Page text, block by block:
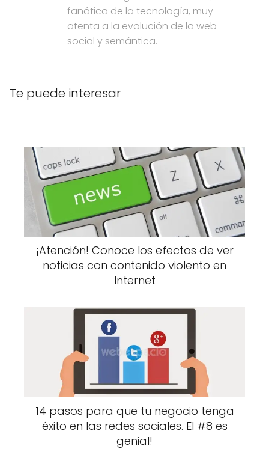
fanática de la tecnología, muy
atenta a la evolución de la web
social y semántica.
Te puede interesar
¡Atención! Conoce los efectos de ver
noticias con contenido violento en
Internet
14 pasos para que tu negocio tenga
éxito en las redes sociales. El #8 es
genial!